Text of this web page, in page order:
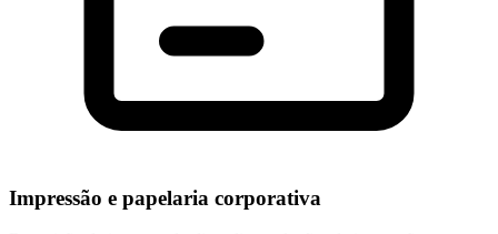
Impressão e papelaria corporativa